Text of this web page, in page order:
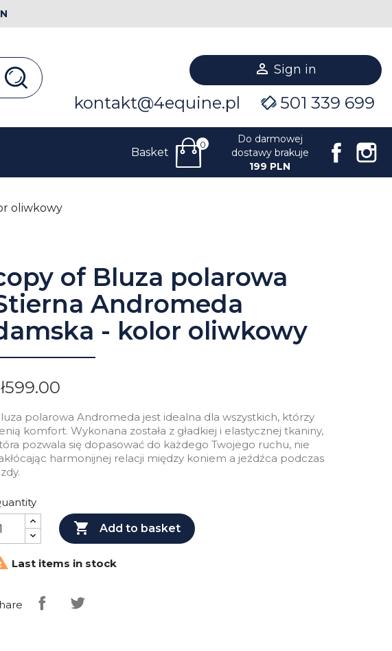
 Sign in
kontakt@4equine.pl 501 339 699
Basket
0
Do darmowej
dostawy brakuje
199 PLN
oliwkowy
of Bluza polarowa
Andromeda
- kolor oliwkowy
polarowa Andromeda jest idealna dla wszystkich, którzy
komfort. Wykonana została z gładkiej i elastycznej tkaniny,
pozwala się dopasować do każdego Twojego ruchu, nie
harmonijnej relacji między koniem a jeźdźca podczas
 Add to basket
Last items in stock